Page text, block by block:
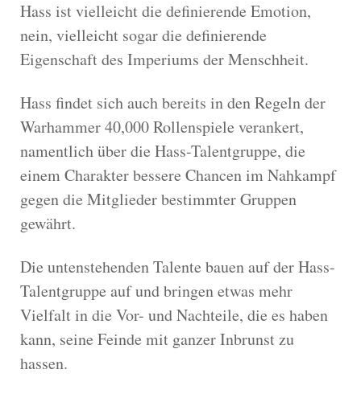
Hass ist vielleicht die definierende Emotion,
nein, vielleicht sogar die definierende
Eigenschaft des Imperiums der Menschheit.
Hass findet sich auch bereits in den Regeln der
Warhammer 40,000 Rollenspiele verankert,
namentlich über die Hass-Talentgruppe, die
einem Charakter bessere Chancen im Nahkampf
gegen die Mitglieder bestimmter Gruppen
gewährt.
Die untenstehenden Talente bauen auf der Hass-
Talentgruppe auf und bringen etwas mehr
Vielfalt in die Vor- und Nachteile, die es haben
kann, seine Feinde mit ganzer Inbrunst zu
hassen.